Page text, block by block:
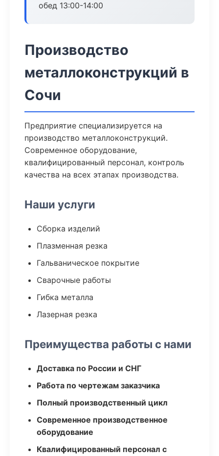
обед 13:00-14:00
Производство
металлоконструкций в
Сочи
Предприятие специализируется на
производство металлоконструкций.
Современное оборудование,
квалифицированный персонал, контроль
качества на всех этапах производства.
Наши услуги
Сборка изделий
Плазменная резка
Гальваническое покрытие
Сварочные работы
Гибка металла
Лазерная резка
Преимущества работы с нами
Доставка по России и СНГ
Работа по чертежам заказчика
Полный производственный цикл
Современное производственное
оборудование
Квалифицированный персонал с